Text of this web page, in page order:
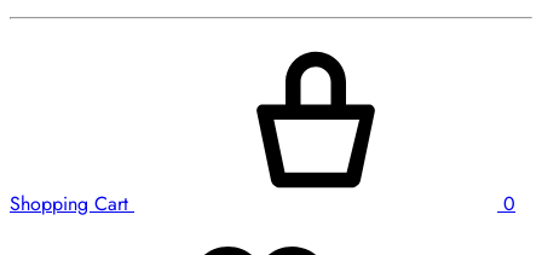
Shopping Cart 0